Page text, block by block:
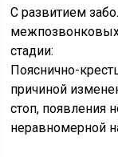
С развитием
стадии:
Пояснично-
причиной
стоп, появления
неравномерной